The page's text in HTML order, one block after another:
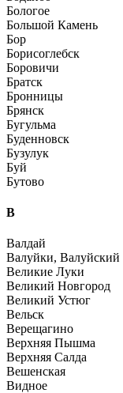
Бологое
Большой Камень
Бор
Борисоглебск
Боровичи
Братск
Бронницы
Брянск
Бугульма
Буденновск
Бузулук
Буй
Бутово
В
Валдай
Валуйки, Валуйский
Великие Луки
Великий Новгород
Великий Устюг
Вельск
Верещагино
Верхняя Пышма
Верхняя Салда
Вешенская
Видное